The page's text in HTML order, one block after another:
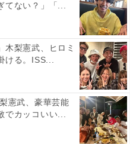
てない？」「...
木梨憲武、ヒロミ
ける。ISS...
憲武、豪華芸能
でカッコいい...